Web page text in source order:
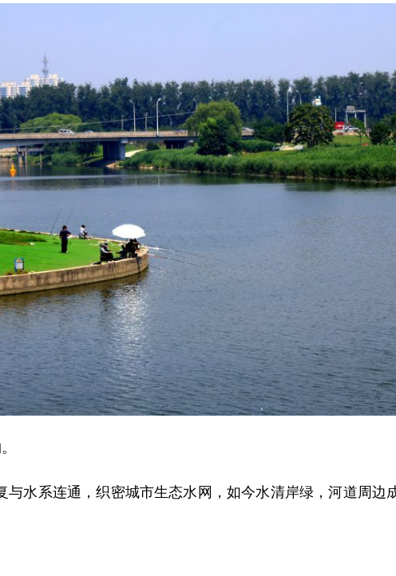
水系连通，织密城市生态水网，如今水清岸绿，河道周边